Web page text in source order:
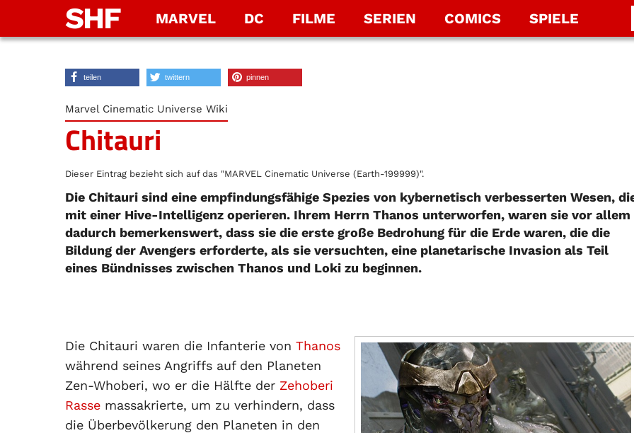
SHF MARVEL DC FILME SERIEN COMICS SPIELE
teilen twittern pinnen
Marvel Cinematic Universe Wiki
Chitauri
Dieser Eintrag bezieht sich auf das "MARVEL Cinematic Universe (Earth-199999)".
Die Chitauri sind eine empfindungsfähige Spezies von kybernetisch verbesserten Wesen,
mit einer Hive-Intelligenz operieren. Ihrem Herrn Thanos unterworfen, waren sie vor allem
dadurch bemerkenswert, dass sie die erste große Bedrohung für die Erde waren, die die
Bildung der Avengers erforderte, als sie versuchten, eine planetarische Invasion als Teil
eines Bündnisses zwischen Thanos und Loki zu beginnen.
Die Chitauri waren die Infanterie von Thanos
während seines Angriffs auf den Planeten
Zen-Whoberi, wo er die Hälfte der Zehoberi
Rasse massakrierte, um zu verhindern, dass
die Überbevölkerung den Planeten in den